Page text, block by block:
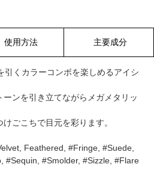
使用方法 主要成分
引くカラーコンボを楽しめるアイシ
ンを引き立てながらメガメタリッ
ごこちで目元を彩ります。
Feathered, #Fringe, #Suede,
#Sequin, #Smolder, #Sizzle, #Flare